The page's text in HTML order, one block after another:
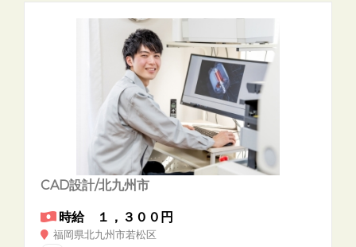
CAD設計/北九州市
時給 １，３００円
福岡県北九州市若松区